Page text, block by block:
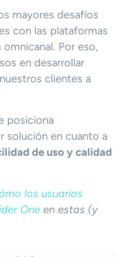
mayores desafíos
con las plataformas
Por eso,
en desarrollar
clientes a
posiciona
solución en cuanto a
de uso y calidad
los usuarios
One en estas (y